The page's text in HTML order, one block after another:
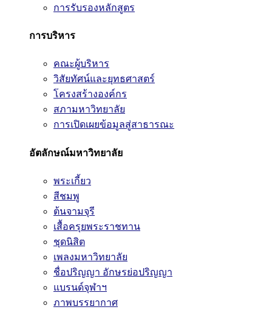
การรับรองหลักสูตร
การบริหาร
คณะผู้บริหาร
วิสัยทัศน์และยุทธศาสตร์
โครงสร้างองค์กร
สภามหาวิทยาลัย
การเปิดเผยข้อมูลสู่สาธารณะ
อัตลักษณ์มหาวิทยาลัย
พระเกี้ยว
สีชมพู
ต้นจามจุรี
เสื้อครุยพระราชทาน
ชุดนิสิต
เพลงมหาวิทยาลัย
ชื่อปริญญา อักษรย่อปริญญา
แบรนด์จุฬาฯ
ภาพบรรยากาศ